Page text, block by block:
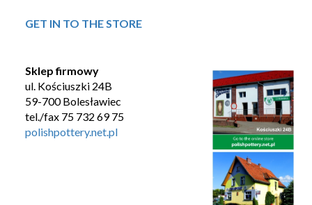
GET IN TO THE STORE
Sklep firmowy
ul. Kościuszki 24B
59-700 Bolesławiec
tel./fax 75 732 69 75
polishpottery.net.pl